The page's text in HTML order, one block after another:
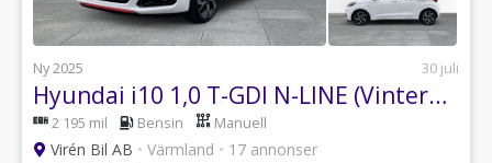
Ny 2025 30 juli
Hyundai i10 1,0 T-GDI N-LINE (Vinterhjul)
2 195 mil Bensin Manuell
Virén Bil AB • Värmland • 17 annonser